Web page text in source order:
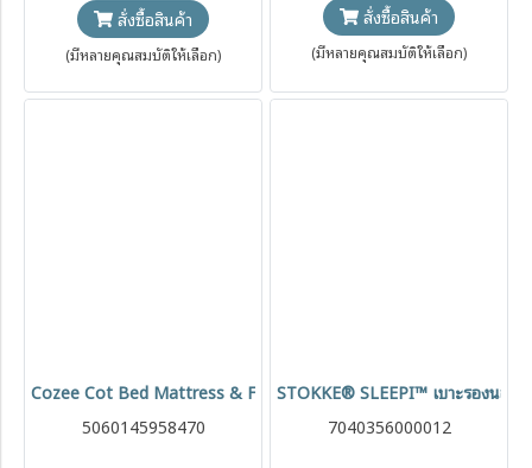
สั่งซื้อสินค้า
(มีหลายคุณสมบัติให้เลือก)
สั่งซื้อสินค้า
(มีหลายคุณสมบัติให้เลือก)
Cozee Cot Bed Mattress & Fitted Sheet Set 60x120 cm ชุดฟูกแล
5060145958470
STOKKE® SLEEPI™ เบาะรองนอ
7040356000012